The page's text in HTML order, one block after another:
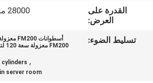
اقتباس
القدرة على
العرض:
28000 مجموعة في الأسبوع
تسليط الضوء:
,
server room